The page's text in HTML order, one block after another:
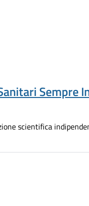
Sempre
scientifica